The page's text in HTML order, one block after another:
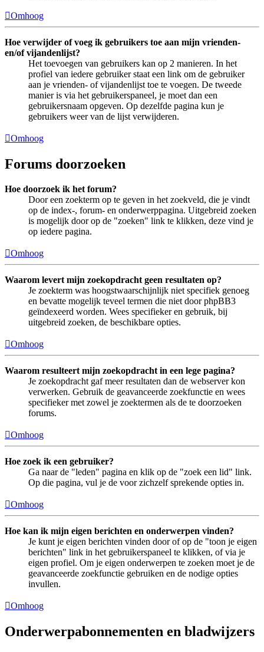
Omhoog
Hoe verwijder of voeg ik gebruikers toe aan mijn vrienden-
en/of vijandenlijst?
Het toevoegen van gebruikers kan op 2 manieren. In het
profiel van iedere gebruiker staat een link om de gebruiker
aan je vrienden- of vijandenlijst toe te voegen. De tweede
manier is via het gebruikerspaneel, je moet dan een
gebruikersnaam opgeven. Op dezelfde pagina kun je
gebruikers weer van de lijst verwijderen.
Omhoog
Forums doorzoeken
Hoe doorzoek ik het forum?
Door een zoekterm op te geven in het zoekveld, die je vindt
op de index-, forum- en onderwerppagina. Uitgebreid zoeken
is mogelijk door op de "zoeken" link te klikken, deze vind je
op iedere pagina.
Omhoog
Waarom levert mijn zoekopdracht geen resultaten op?
Je zoekterm was hoogstwaarschijnlijk niet specifiek genoeg
en bevatte mogelijk teveel termen die niet door phpBB3
geïndexeerd worden. Wees specifieker en gebruik, bij
uitgebreid zoeken, de beschikbare opties.
Omhoog
Waarom resulteert mijn zoekopdracht in een lege pagina?
Je zoekopdracht gaf meer resultaten dan de webserver kon
verwerken. Gebruik de geavanceerde zoekfunctie en wees
specifieker met zowel je zoektermen als de te doorzoeken
forums.
Omhoog
Hoe zoek ik een gebruiker?
Ga naar de "leden" pagina en klik op de "zoek een lid" link.
Op die pagina, vul je de voor zichzelf sprekende opties in.
Omhoog
Hoe kan ik mijn eigen berichten en onderwerpen vinden?
Je kunt je eigen berichten vinden door of op de "toon je eigen
berichten" link in het gebruikerspaneel te klikken, of via je
eigen profiel. Om je eigen onderwerpen te zoeken moet je de
geavanceerde zoekfunctie gebruiken en de nodige opties
invullen.
Omhoog
Onderwerpabonnementen en bladwijzers